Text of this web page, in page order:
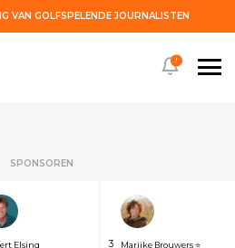
VAN GOLFSPELENDE JOURNALISTEN
SPONSOREN
Elsing
3
Marijke Brouwers ⭐
!